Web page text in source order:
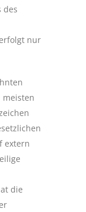
des
nur
meisten
extern
die